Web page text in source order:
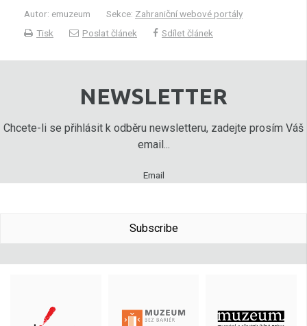
Autor: emuzeum Sekce: Zahraniční webové portály
Tisk
Poslat článek Sdílet článek
NEWSLETTER
Chcete-li se přihlásit k odběru newsletteru, zadejte prosím Váš
email...
Email
Subscribe